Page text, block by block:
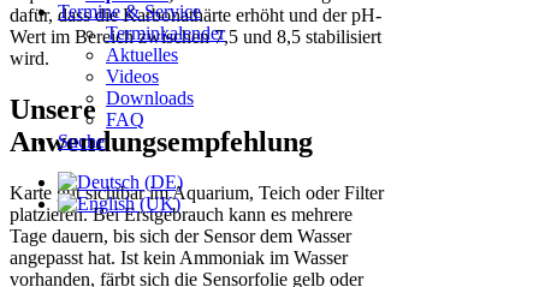
Termine & Service
Terminkalender
Aktuelles
Videos
Downloads
FAQ
Suche
dafür, dass die Karbonathärte erhöht und der pH-
Wert im Bereich zwischen 7,5 und 8,5 stabilisiert
wird.
Unsere
Anwendungsempfehlung
Karte gut sichtbar im Aquarium, Teich oder Filter
platzieren. Bei Erstgebrauch kann es mehrere
Tage dauern, bis sich der Sensor dem Wasser
angepasst hat. Ist kein Ammoniak im Wasser
vorhanden, färbt sich die Sensorfolie gelb oder